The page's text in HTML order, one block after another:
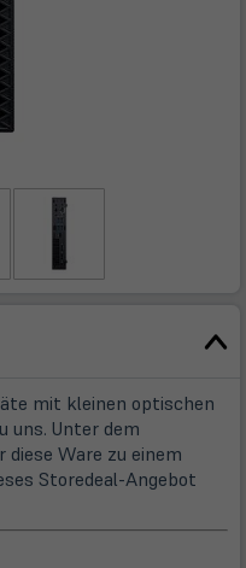
mit kleinen optischen
uns. Unter dem
Ware zu einem
Storedeal-Angebot